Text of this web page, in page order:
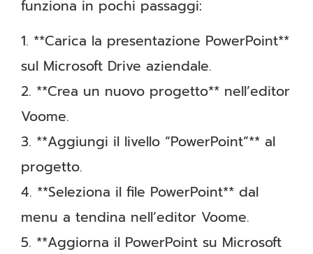
funziona in pochi passaggi:
1. **Carica la presentazione PowerPoint**
sul Microsoft Drive aziendale.
2. **Crea un nuovo progetto** nell’editor
Voome.
3. **Aggiungi il livello “PowerPoint”** al
progetto.
4. **Seleziona il file PowerPoint** dal
menu a tendina nell’editor Voome.
5. **Aggiorna il PowerPoint su Microsoft